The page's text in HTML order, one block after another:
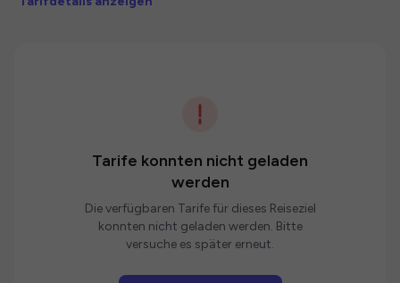
Tarife konnten nicht geladen
werden
Die verfügbaren Tarife für dieses Reiseziel
konnten nicht geladen werden. Bitte
versuche es später erneut.